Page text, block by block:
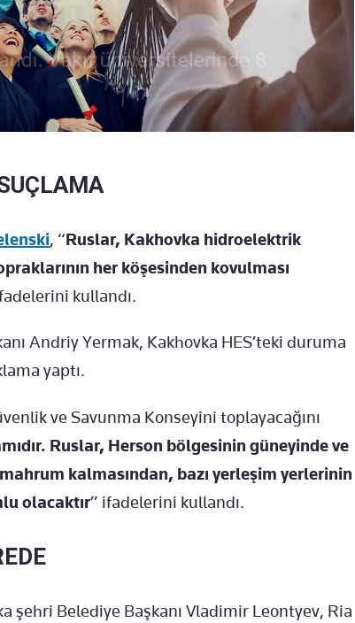
, “Ruslar, Kakhovka hidroelektrik
her köşesinden kovulması
kullandı.
Andriy Yermak, Kakhovka HES’teki duruma
yaptı.
ve Savunma Konseyini toplayacağını
Ruslar, Herson bölgesinin güneyinde ve
kalmasından, bazı yerleşim yerlerinin
olacaktır” ifadelerini kullandı.
şehri Belediye Başkanı Vladimir Leontyev, Ria